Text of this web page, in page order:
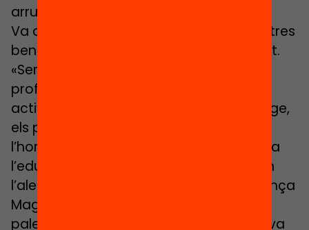
arrufava el nas».
Va descobrir una presentació dels mestres
ben diferent a la clàssica del PowerPoint.
«Semblava una festa». Els alumnes i els
professors explicaven mitjançant
activitats la metodologia d’aprenentatge,
els projectes, ensenyaven orgullosos
l’hort… «Vaig veure una mirada diferent a
l’educació, un espai en el qual convivien
l’alegria i el rigor». En aquest sentit, l’aliança
Magnet amb els investigadors
paleontòlegs de l’ICP Miquel Crusafont va